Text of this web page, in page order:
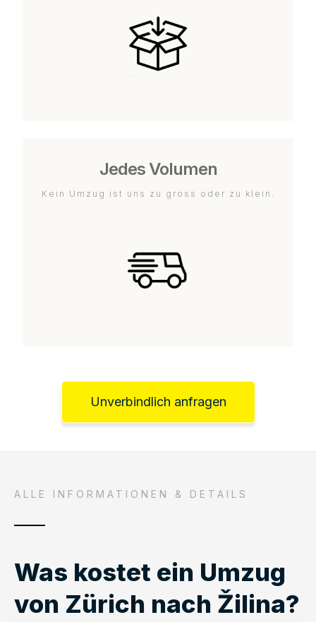
Jedes Volumen
Kein Umzug ist uns zu gross oder zu klein.
Unverbindlich anfragen
ALLE INFORMATIONEN & DETAILS
Was kostet ein Umzug
von Zürich nach Žilina?